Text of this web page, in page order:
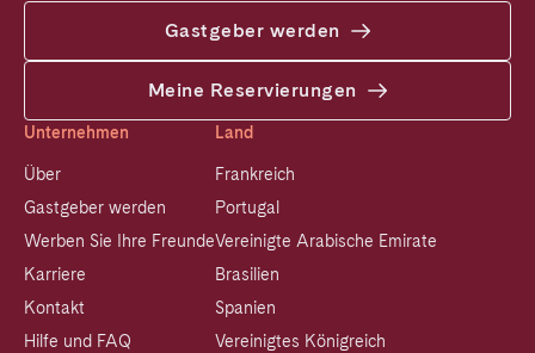
Gastgeber werden
Meine Reservierungen
Unternehmen
Über
Gastgeber werden
Werben Sie Ihre Freunde
Karriere
Kontakt
Hilfe und FAQ
Land
Frankreich
Portugal
Vereinigte Arabische Emirate
Brasilien
Spanien
Vereinigtes Königreich